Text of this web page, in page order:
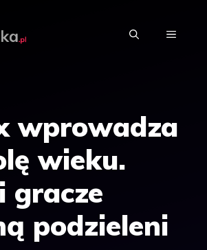
MENU
wprowadza
wieku.
gracze
podzieleni